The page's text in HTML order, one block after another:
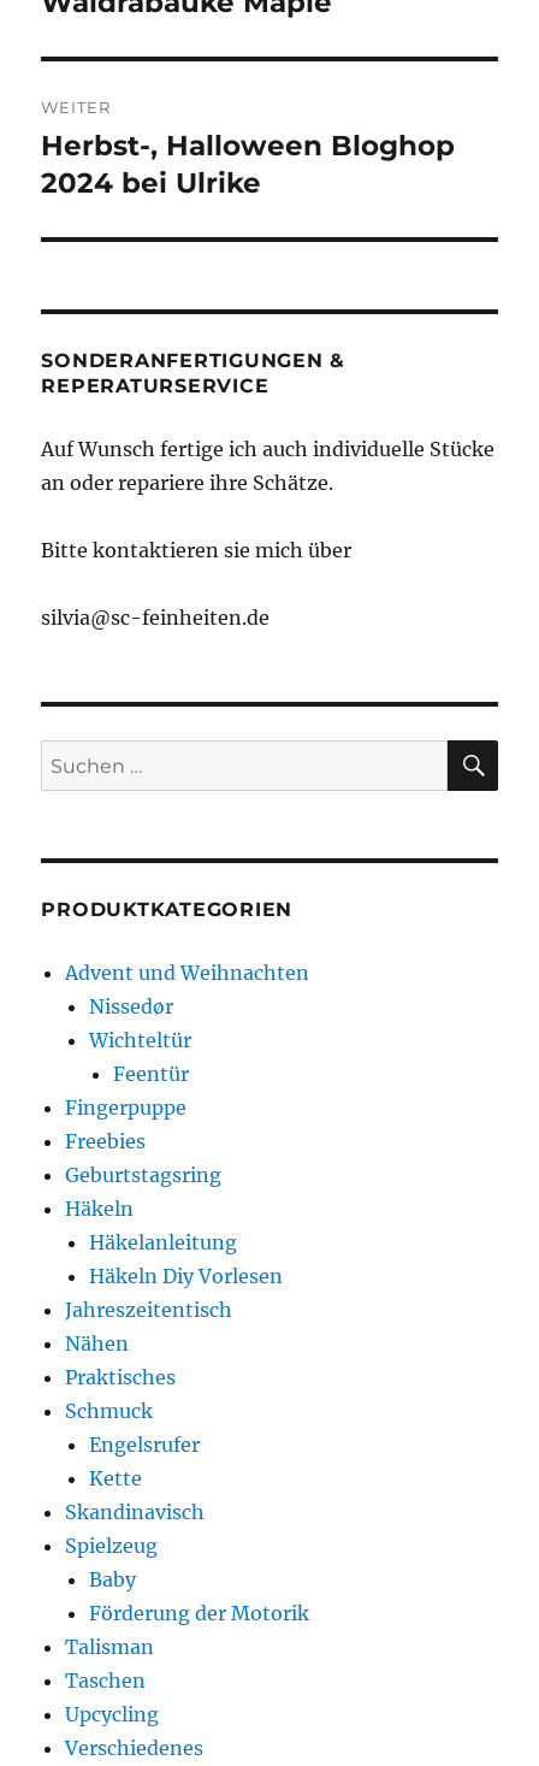
WEITER
Nächster
Beitrag:
Herbst-, Halloween Bloghop
2024 bei Ulrike
SONDERANFERTIGUNGEN &
REPERATURSERVICE
Auf Wunsch fertige ich auch individuelle Stücke
an oder repariere ihre Schätze.
Bitte kontaktieren sie mich über
silvia@sc-feinheiten.de
Suche
nach:
PRODUKTKATEGORIEN
Advent und Weihnachten
Nissedør
Wichteltür
Feentür
Fingerpuppe
Freebies
Geburtstagsring
Häkeln
Häkelanleitung
Häkeln Diy Vorlesen
Jahreszeitentisch
Nähen
Praktisches
Schmuck
Engelsrufer
Kette
Skandinavisch
Spielzeug
Baby
Förderung der Motorik
Talisman
Taschen
Upcycling
Verschiedenes